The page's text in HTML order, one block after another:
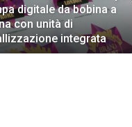
digitale da bobina a
con unità di
integrata